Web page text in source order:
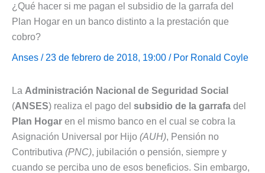
¿Qué hacer si me pagan el subsidio de la garrafa del
Plan Hogar en un banco distinto a la prestación que
cobro?
Anses / 23 de febrero de 2018, 19:00 / Por Ronald Coyle
La Administración Nacional de Seguridad Social
(ANSES) realiza el pago del subsidio de la garrafa del
Plan Hogar en el mismo banco en el cual se cobra la
Asignación Universal por Hijo (AUH), Pensión no
Contributiva (PNC), jubilación o pensión, siempre y
cuando se perciba uno de esos beneficios. Sin embargo,